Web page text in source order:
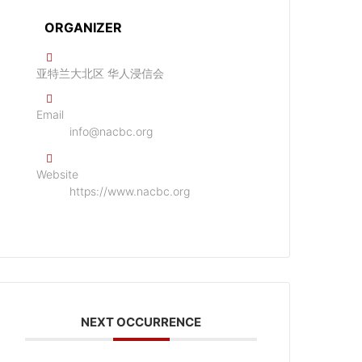
ORGANIZER
亚特兰大北区 华人浸信会
Email
info@nacbc.org
Website
https://www.nacbc.org
NEXT OCCURRENCE